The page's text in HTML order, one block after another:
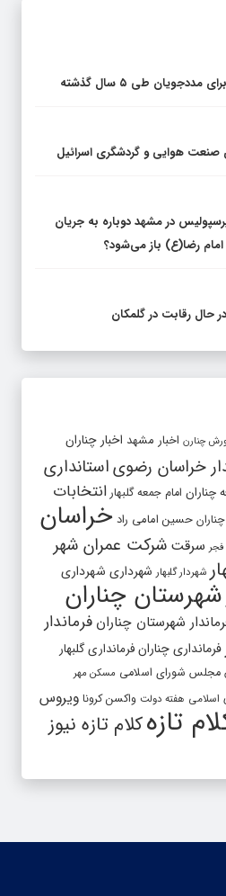
صنعت هوایی و گردشگری اسرائیل
در مشهد دوباره به جریان
امام رضا(ع) باز می‌شود؟
چنارن اخبار مشهد اخبار چناران
خراسان رضویاستانداری
چناران امام جمعه گلبهار انتخابات
حسین امامی راد خراسان
سرقت شرکت عمران شهر
شهردار گلبهار شهرداری شهرداری
شهرستان چناران
شهرستان چناران فرماندار
فرمانداری چنارانفرمانداری گلبهار
مجلس شورای اسلامی مسکن مهر
اسلامی هفته دولت واکسن کرونا ویروس
تازهکلام تازه نیوز